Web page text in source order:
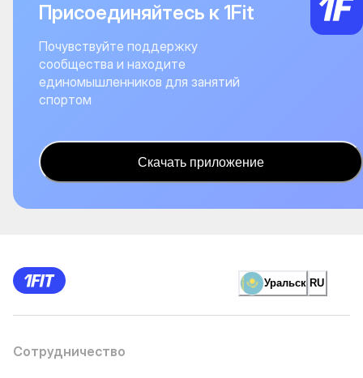
Присоединяйтесь к 1Fit
Почувствуйте поддержку
сообщества и находите
единомышленников для занятий
спортом
Скачать приложение
Уральск RU
Сотрудничество